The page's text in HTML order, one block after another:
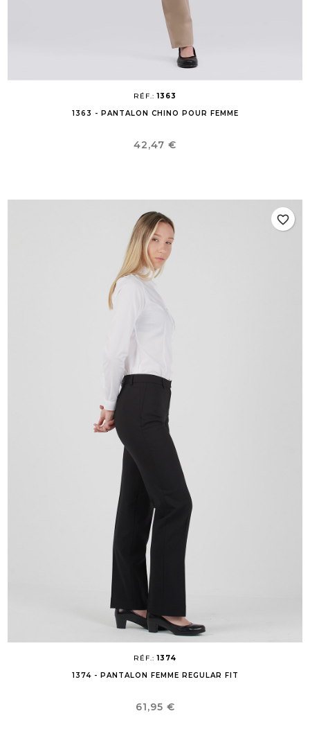
RÉF.:1363
1363 - PANTALON CHINO POUR FEMME
Prix
42,47 €
RÉF.:1374
1374 - PANTALON FEMME REGULAR FIT
Prix
61,95 €
favorite_border